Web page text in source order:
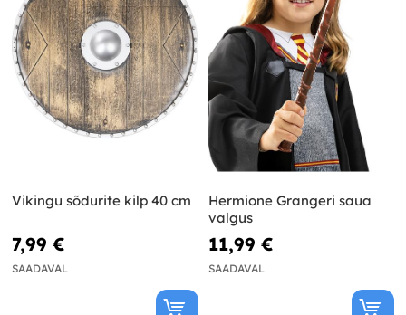
Vikingu sõdurite kilp 40 cm
7,99 €
SAADAVAL
Hermione Grangeri saua
valgus
11,99 €
SAADAVAL